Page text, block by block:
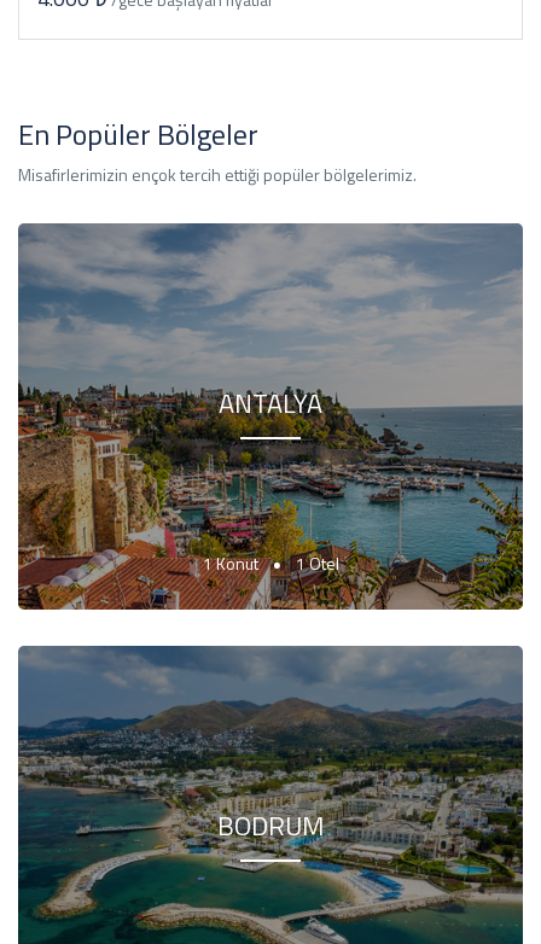
En Popüler Bölgeler
Misafirlerimizin ençok tercih ettiği popüler bölgelerimiz.
ANTALYA
1 Konut 1 Otel
BODRUM